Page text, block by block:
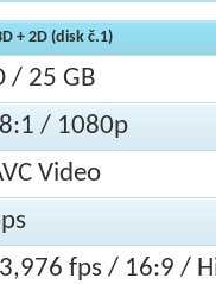
+ 2D (disk č.1)
/ 25 GB
/ 1080p
Video
fps / 16:9 /